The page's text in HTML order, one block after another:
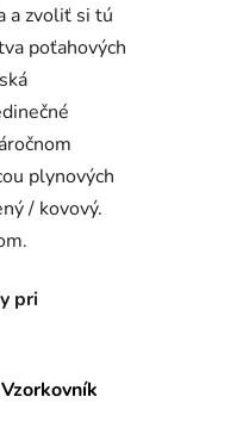
a zvoliť si tú
poťahových
plynových
/ kovový.
pri
Vzorkovník